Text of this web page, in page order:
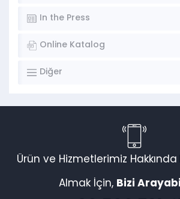
In the Press
Online Katalog
Diğer
Ürün ve Hizmetlerimiz
Almak İçin, Bizi